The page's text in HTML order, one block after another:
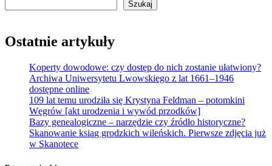
Szukaj
Ostatnie artykuły
Koperty dowodowe: czy dostęp do nich zostanie ułatwiony?
Archiwa Uniwersytetu Lwowskiego z lat 1661–1946
dostępne online
109 lat temu urodziła się Krystyna Feldman – potomkini
Węgrów [akt urodzenia i wywód przodków]
Bazy genealogiczne – narzędzie czy źródło historyczne?
Skanowanie ksiąg grodzkich wileńskich. Pierwsze zdjęcia już
w Skanotece